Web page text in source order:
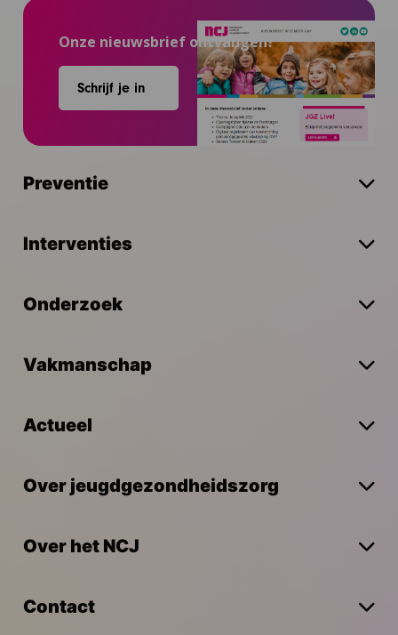
Onze nieuwsbrief ontvangen?
Schrijf je in
Preventie
Interventies
Onderzoek
Vakmanschap
Actueel
Over jeugdgezondheidszorg
Over het NCJ
Contact